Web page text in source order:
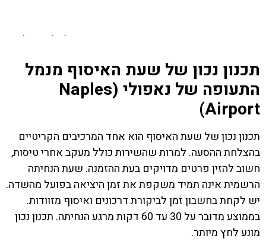
תכנון נכון של שעת האיסוף מנמל
התעופה של נאפולי (Naples
Airport)
תכנון נכון של שעת האיסוף הוא אחד המרכיבים הקריטיים
בהצלחת ההסעה. למרות שהשירות כולל מעקב אחרי טיסות,
חשוב להזין פרטים מדויקים בעת ההזמנה. שעת הנחיתה
הרשמית אינה תמיד משקפת את זמן היציאה בפועל מהשדה.
יש לקחת בחשבון זמן לביקורת דרכונים ואיסוף מזוודות.
בממוצע מדובר על 30 עד 60 דקות מרגע הנחיתה. תכנון נכון
מונע לחץ מיותר.